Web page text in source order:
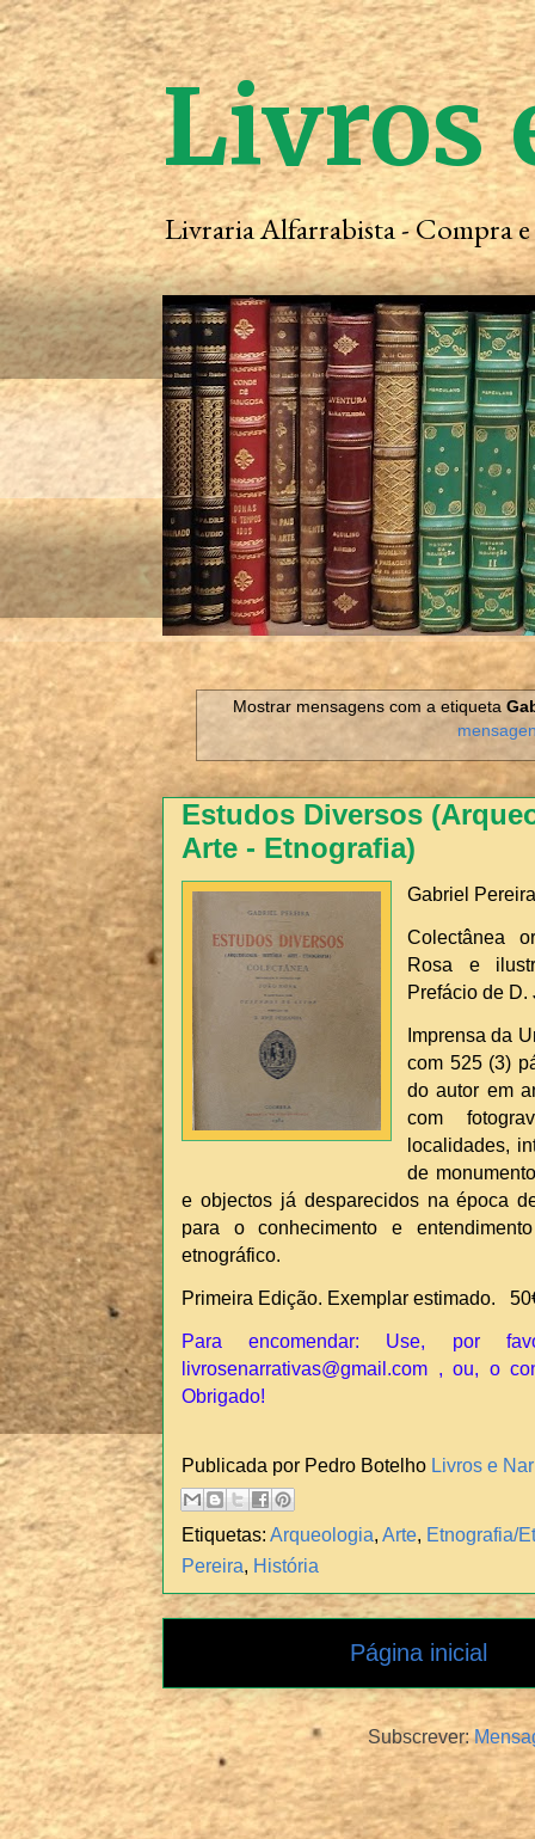
Livros
Livraria Alfarrabista - Compra
Mostrar mensagens com a etiqueta
Estudos Diversos
Arte - Etnografia)
Gabriel Pereira
Colectânea
Rosa e
Prefácio de D.
Imprensa da
com 525 (3)
do autor em
com
localidades,
de
e objectos já desparecidos na época
para o conhecimento e
etnográfico.
Primeira Edição. Exemplar estimado.
Para encomendar: Use, por
livrosenarrativas@gmail.com , ou, o
Obrigado!
Publicada por Pedro Botelho Livros e
Etiquetas: Arqueologia, Arte, Etnografia/
Pereira, História
Página inicial
Subscrever: